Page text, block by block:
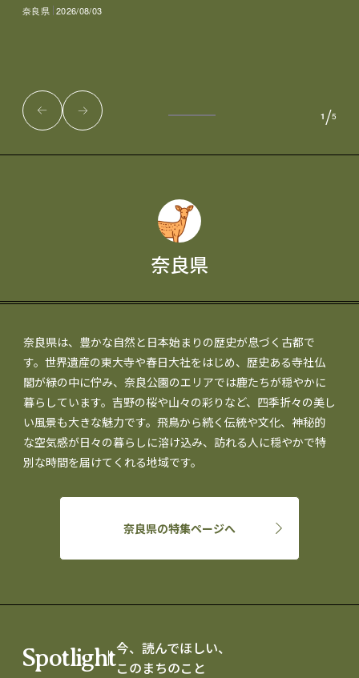
奈良県
奈良県は、豊かな自然と日本始まりの歴史が息づく古都で
す。世界遺産の東大寺や春日大社をはじめ、歴史ある寺社仏
閣が緑の中に佇み、奈良公園のエリアでは鹿たちが穏やかに
暮らしています。吉野の桜や山々の彩りなど、四季折々の美し
い風景も大きな魅力です。飛鳥から続く伝統や文化、神秘的
な空気感が日々の暮らしに溶け込み、訪れる人に穏やかで特
別な時間を届けてくれる地域です。
奈良県の特集ページへ
奈良県 2026/08/03
1 /5
Spotlight今、読んでほしい、
このまちのこと